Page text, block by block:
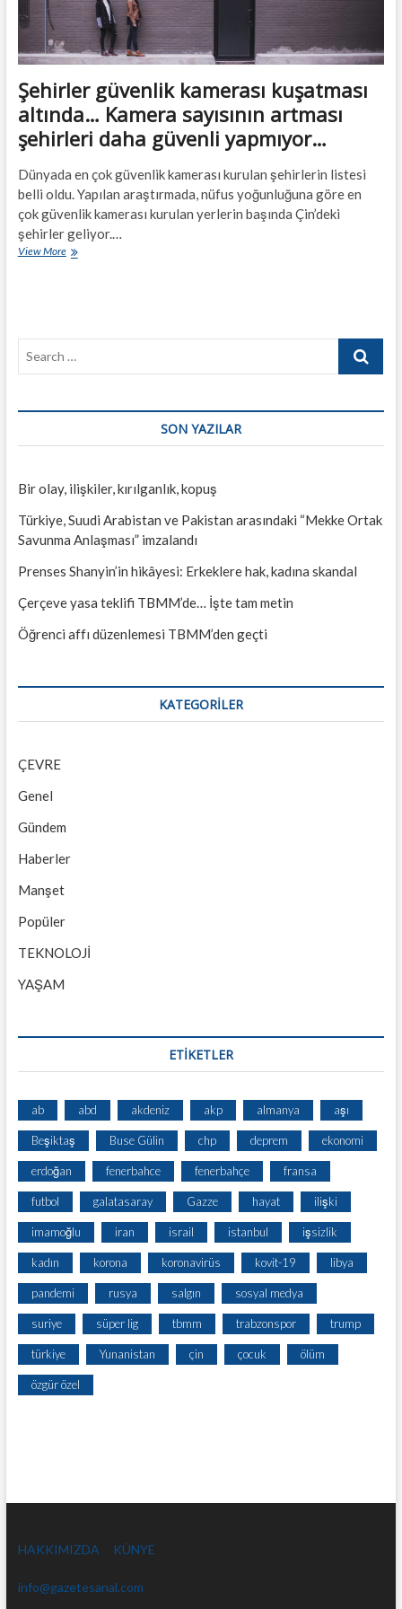
Şehirler güvenlik kamerası kuşatması
altında… Kamera sayısının artması
şehirleri daha güvenli yapmıyor…
Dünyada en çok güvenlik kamerası kurulan şehirlerin listesi
belli oldu. Yapılan araştırmada, nüfus yoğunluğuna göre en
çok güvenlik kamerası kurulan yerlerin başında Çin’deki
şehirler geliyor.…
View MoreŞehirler
artması
güvenli
Search
SON YAZILAR
Bir olay, ilişkiler, kırılganlık, kopuş
Türkiye, Suudi Arabistan ve Pakistan arasındaki “Mekke Ortak
Savunma Anlaşması” imzalandı
Prenses Shanyin’in hikâyesi: Erkeklere hak, kadına skandal
Çerçeve yasa teklifi TBMM’de… İşte tam metin
Öğrenci affı düzenlemesi TBMM’den geçti
KATEGORILER
ÇEVRE
Genel
Gündem
Haberler
Manşet
Popüler
TEKNOLOJİ
YAŞAM
ETİKETLER
ab abd akdeniz akp almanya aşı
Beşiktaş Buse Gülin chp deprem ekonomi
erdoğan fenerbahce fenerbahçe fransa
futbol galatasaray Gazze hayat ilişki
imamoğlu iran israil istanbul işsizlik
kadın korona koronavirüs kovit-19 libya
pandemi rusya salgın sosyal medya
suriye süper lig tbmm trabzonspor trump
türkiye Yunanistan çin çocuk ölüm
özgür özel
HAKKIMIZDA KÜNYE
info@gazetesanal.com